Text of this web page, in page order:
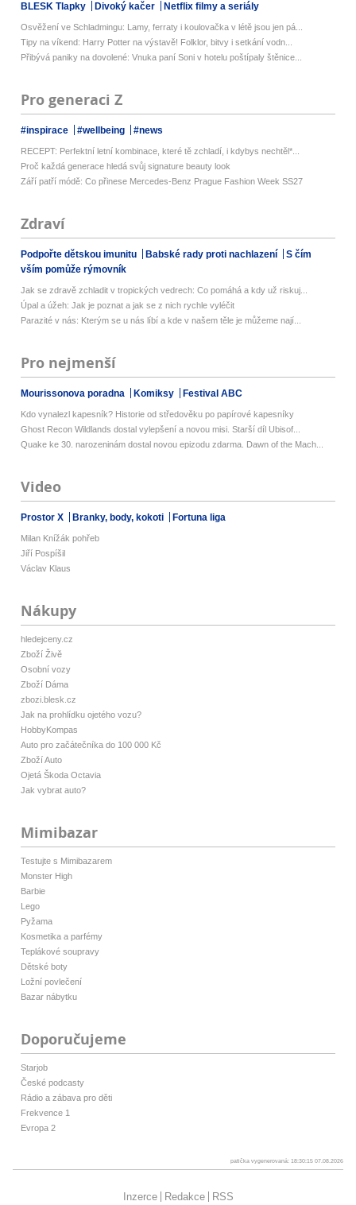
BLESK Tlapky Divoký kačer Netflix filmy a seriály
Osvěžení ve Schladmingu: Lamy, ferraty i koulovačka v létě jsou jen pá...
Tipy na víkend: Harry Potter na výstavě! Folklor, bitvy i setkání vodn...
Přibývá paniky na dovolené: Vnuka paní Soni v hotelu poštípaly štěnice...
Pro generaci Z
#inspirace #wellbeing #news
RECEPT: Perfektní letní kombinace, které tě zchladí, i kdybys nechtěl*...
Proč každá generace hledá svůj signature beauty look
Září patří módě: Co přinese Mercedes-Benz Prague Fashion Week SS27
Zdraví
Podpořte dětskou imunitu Babské rady proti nachlazení
S čím
vším pomůže rýmovník
Jak se zdravě zchladit v tropických vedrech: Co pomáhá a kdy už riskuj...
Úpal a úžeh: Jak je poznat a jak se z nich rychle vyléčit
Parazité v nás: Kterým se u nás líbí a kde v našem těle je můžeme nají...
Pro nejmenší
Mourissonova poradna Komiksy Festival ABC
Kdo vynalezl kapesník? Historie od středověku po papírové kapesníky
Ghost Recon Wildlands dostal vylepšení a novou misi. Starší díl Ubisof...
Quake ke 30. narozeninám dostal novou epizodu zdarma. Dawn of the Mach...
Video
Prostor X Branky, body, kokoti Fortuna liga
Milan Knížák pohřeb
Jiří Pospíšil
Václav Klaus
Nákupy
hledejceny.cz
Zboží Živě
Osobní vozy
Zboží Dáma
zbozi.blesk.cz
Jak na prohlídku ojetého vozu?
HobbyKompas
Auto pro začátečníka do 100 000 Kč
Zboží Auto
Ojetá Škoda Octavia
Jak vybrat auto?
Mimibazar
Testujte s Mimibazarem
Monster High
Barbie
Lego
Pyžama
Kosmetika a parfémy
Teplákové soupravy
Dětské boty
Ložní povlečení
Bazar nábytku
Doporučujeme
Starjob
České podcasty
Rádio a zábava pro děti
Frekvence 1
Evropa 2
patička vygenerovaná: 18:30:15 07.08.2026
Inzerce Redakce RSS